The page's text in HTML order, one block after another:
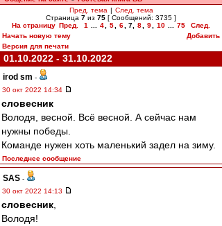
Пред. тема | След. тема
Страница 7 из 75 [ Сообщений: 3735 ]
На страницу Пред. 1 4 5 6 7 8 9 10 75
След.
Начать новую тему
Добавить
Версия для печати
01.10.2022 - 31.10.2022
irod sm -
30 окт 2022 14:34
словесник
Володя, весной. Всё весной. А сейчас нам
нужны победы.
Команде нужен хоть маленький задел на зиму.
Последнее сообщение
SAS -
30 окт 2022 14:13
словесник
Володя!